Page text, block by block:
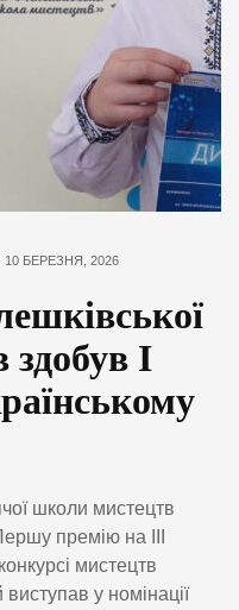
10 БЕРЕЗНЯ, 2026
І
школи мистецтв
премію на III
мистецтв
у номінації